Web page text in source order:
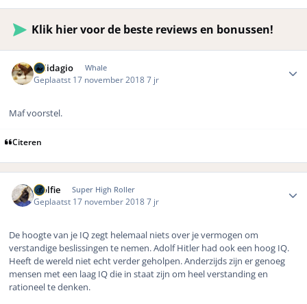
Klik hier voor de beste reviews en bonussen!
Solidagio Whale
Geplaatst 17 november 20187 jr
Maf voorstel.
Citeren
Wolfie Super High Roller
Geplaatst 17 november 20187 jr
De hoogte van je IQ zegt helemaal niets over je vermogen om
verstandige beslissingen te nemen. Adolf Hitler had ook een hoog IQ.
Heeft de wereld niet echt verder geholpen. Anderzijds zijn er genoeg
mensen met een laag IQ die in staat zijn om heel verstanding en
rationeel te denken.